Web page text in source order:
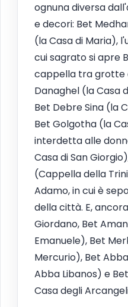
ognuna diversa
e decori: Bet
(la Casa di Maria),
cui sagrato si apre
cappella tra grotte
Danaghel (la Casa
Bet Debre Sina (la
Bet Golgotha (la
interdetta alle
Casa di San
(Cappella della
Adamo, in cui è
della città. E,
Giordano, Bet
Emanuele), Bet
Mercurio), Bet
Abba Libanos) e
Casa degli